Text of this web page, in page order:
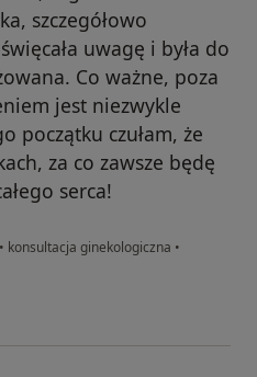
szczegółowo
uwagę i była do
Co ważne, poza
jest niezwykle
początku czułam, że
za co zawsze będę
serca!
• konsultacja ginekologiczna •